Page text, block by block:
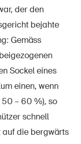
der den
bejahte
Gemäss
Sockel eines
einen, wenn
– 60 %), so
schnell
auf die bergwärts